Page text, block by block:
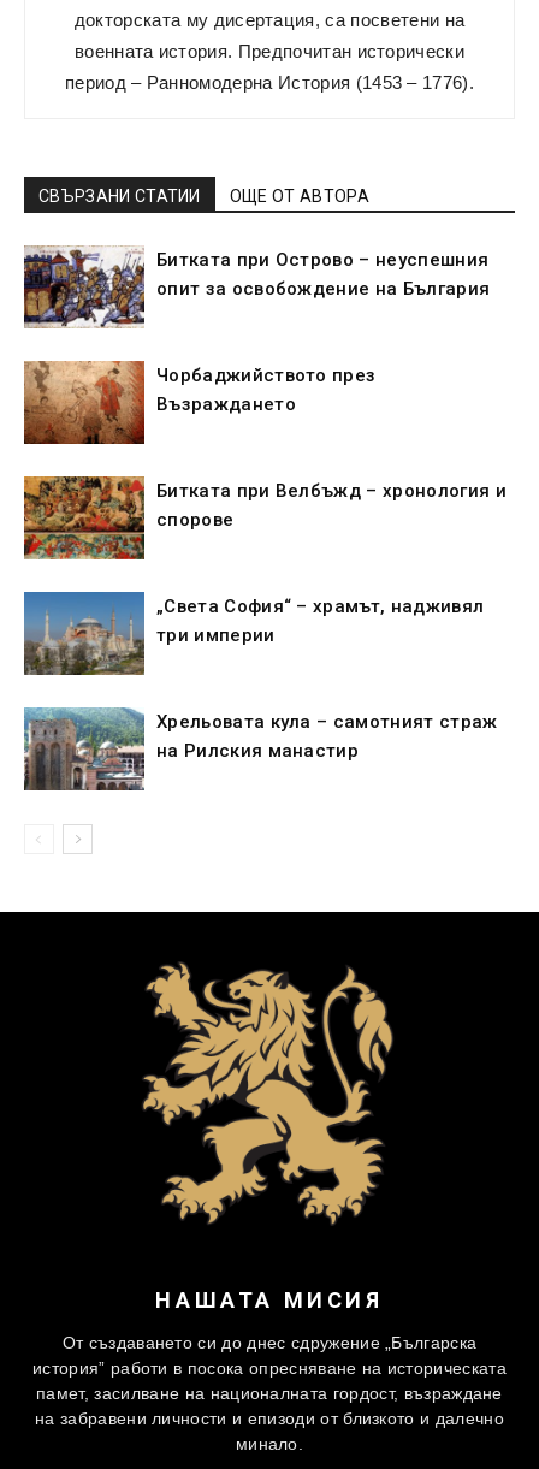
докторската му дисертация, са посветени на
военната история. Предпочитан исторически
период – Ранномодерна История (1453 – 1776).
СВЪРЗАНИ СТАТИИ ОЩЕ ОТ АВТОРА
Битката при Острово – неуспешния
опит за освобождение на България
Чорбаджийството през
Възраждането
Битката при Велбъжд – хронология и
спорове
„Света София“ – храмът, надживял
три империи
Хрельовата кула – самотният страж
на Рилския манастир
НАШАТА МИСИЯ
От създаването си до днес сдружение „Българска
история” работи в посока опресняване на историческата
памет, засилване на националната гордост, възраждане
на забравени личности и епизоди от близкото и далечно
минало.